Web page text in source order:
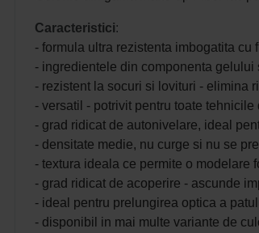
Caracteristici:
- formula ultra rezistenta imbogatita cu
- ingredientele din componenta gelului
- rezistent la socuri si lovituri - elimina
- versatil - potrivit pentru toate
- grad ridicat de autonivelare, ideal
- densitate medie, nu curge si nu se
- textura ideala ce permite o modelare
- grad ridicat de acoperire - ascunde
- ideal pentru prelungirea optica a
- disponibil in mai multe variante de